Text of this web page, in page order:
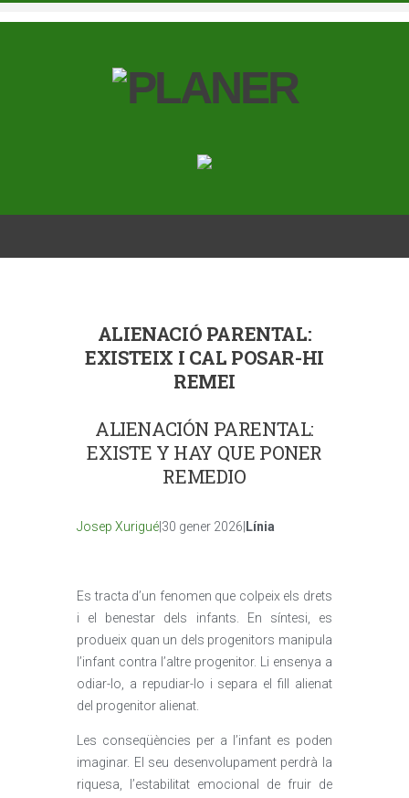
ALIENACIÓ PARENTAL:
EXISTEIX I CAL POSAR-HI
REMEI
ALIENACIÓN PARENTAL:
EXISTE Y HAY QUE PONER
REMEDIO
Josep Xurigué |30 gener 2026| Línia
Es tracta d’un fenomen que colpeix els drets
i el benestar dels infants. En síntesi, es
produeix quan un dels progenitors manipula
l’infant contra l’altre progenitor. Li ensenya a
odiar-lo, a repudiar-lo i separa el fill alienat
del progenitor alienat.
Les conseqüències per a l’infant es poden
imaginar. El seu desenvolupament perdrà la
riquesa, l’estabilitat emocional de fruir de